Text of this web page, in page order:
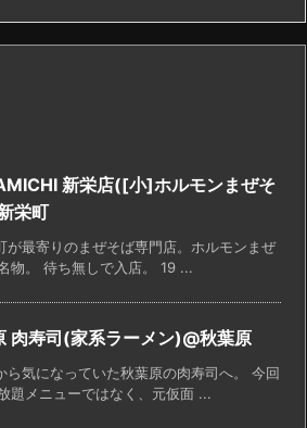
新栄店([小]ホルモンまぜそ
栄町
が最寄りのまぜそば専門店。ホルモンまぜ
物。 待ち無しで入店。 19 ...
肉寿司(家系ラーメン)@秋葉原
ら気になっていた秋葉原の肉寿司へ。 今回
題メニューではなく、元仮面 ...